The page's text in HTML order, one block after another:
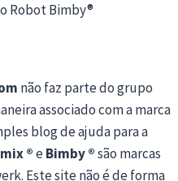
Robot Bimby®
não faz parte do grupo
associado com a marca
blog de ajuda para a
®eBimby ®são marcas
Este site não é de forma